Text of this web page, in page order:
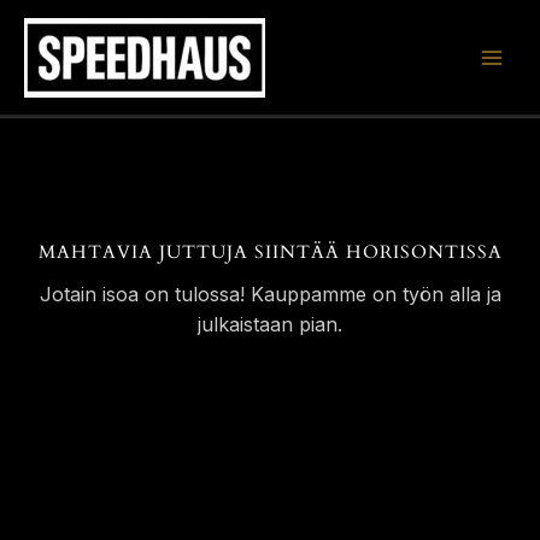
Siirry
sisältöön
MAHTAVIA JUTTUJA SIINTÄÄ HORISONTISSA
Jotain isoa on tulossa! Kauppamme on työn alla ja
julkaistaan pian.